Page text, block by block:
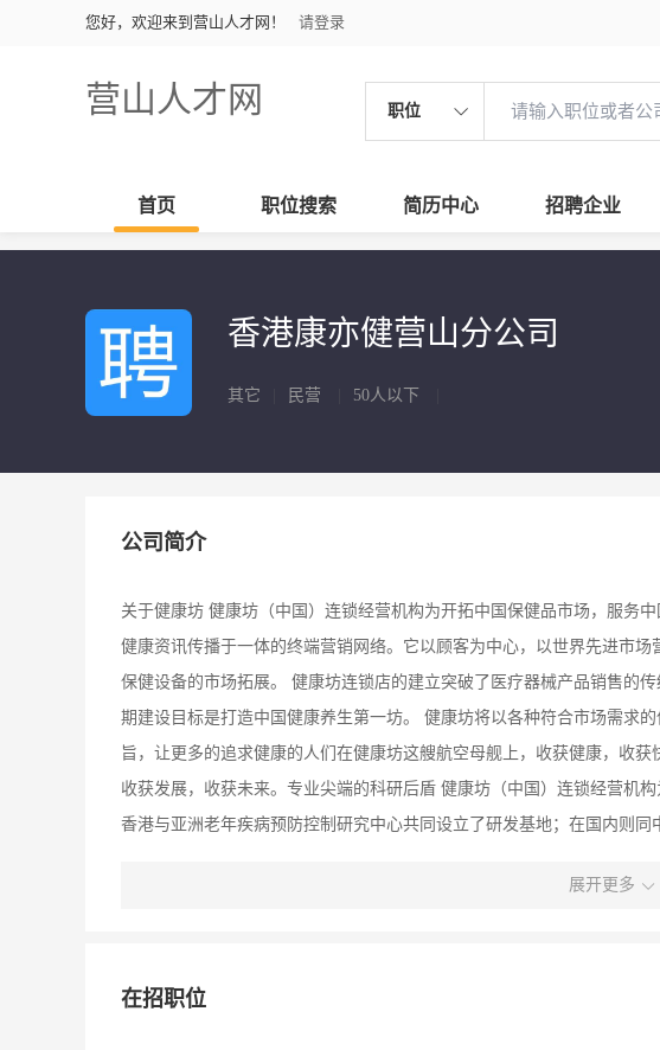
您好，欢迎来到营山人才网！ 请登录
营山人才网 职位
首页 职位搜索 简历中心 招聘企业
香港康亦健营山分公司
其它 民营 50人以下
公司简介
关于健康坊 健康坊（中国）连锁经营机构为开拓中国保健品市场，服务
健康资讯传播于一体的终端营销网络。它以顾客为中心，以世界先进市
保健设备的市场拓展。 健康坊连锁店的建立突破了医疗器械产品销售的
期建设目标是打造中国健康养生第一坊。 健康坊将以各种符合市场需求
旨，让更多的追求健康的人们在健康坊这艘航空母舰上，收获健康，收获
收获发展，收获未来。专业尖端的科研后盾 健康坊（中国）连锁经营机
香港与亚洲老年疾病预防控制研究中心共同设立了研发基地；在国内则
健康坊的资源、人才、渠道和宣传优势，不断满足各种目标消费群体的
康坊”在业界的专业形象和主导地位。公司推行的战略是：向前切入研究
展开更多
在招职位